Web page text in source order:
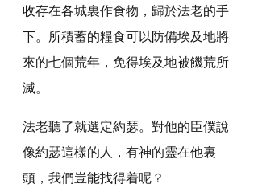
收存在各城裏作食物，歸於法老的手
下。所積蓄的糧食可以防備埃及地將
來的七個荒年，免得埃及地被饑荒所
滅。
法老聽了就選定約瑟。對他的臣僕說
像約瑟這樣的人，有神的靈在他裏
頭，我們豈能找得着呢？